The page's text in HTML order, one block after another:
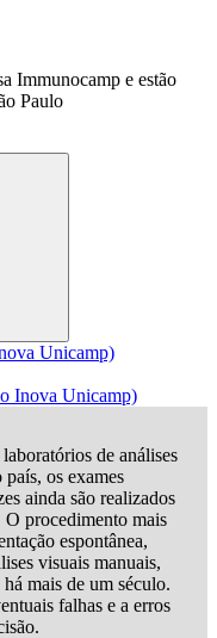
Immunocamp e estão
Paulo
Unicamp)
Inova Unicamp)
de análises
os exames
ainda são realizados
O procedimento mais
espontânea,
visuais manuais,
mais de um século.
falhas e a erros